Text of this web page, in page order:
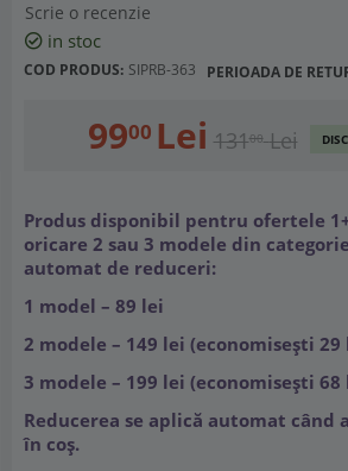
Scrie o recenzie
in stoc
COD PRODUS: SIPRB-363 PERIOADA DE
9900 Lei 13100 Lei
Produs disponibil pentru ofertele
oricare 2 sau 3 modele din
automat de reduceri:
1 model – 89 lei
2 modele – 149 lei (economisești 29
3 modele – 199 lei (economisești 68
Reducerea se aplică automat când
în coș.